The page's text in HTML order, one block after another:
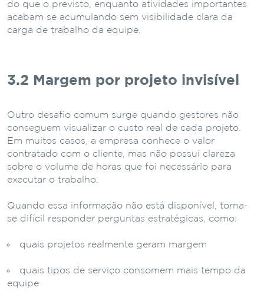
do que o previsto, enquanto atividades importantes
acabam se acumulando sem visibilidade clara da
carga de trabalho da equipe.
3.2 Margem por projeto invisível
Outro desafio comum surge quando gestores não
conseguem visualizar o custo real de cada projeto.
Em muitos casos, a empresa conhece o valor
contratado com o cliente, mas não possui clareza
sobre o volume de horas que foi necessário para
executar o trabalho.
Quando essa informação não está disponível, torna-
se difícil responder perguntas estratégicas, como:
quais projetos realmente geram margem
quais tipos de serviço consomem mais tempo da
equipe